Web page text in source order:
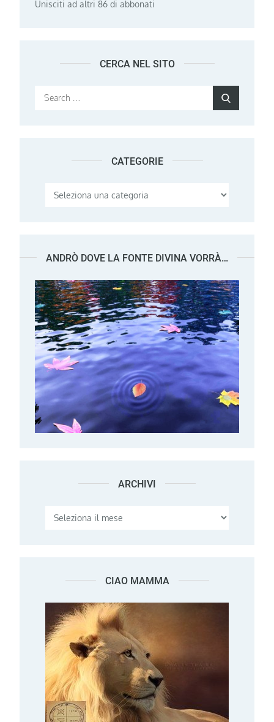
Unisciti ad altri 86 di abbonati
CERCA NEL SITO
Search
CATEGORIE
Categorie
ANDRÒ DOVE LA FONTE DIVINA VORRÀ…
ARCHIVI Archivi
CIAO MAMMA